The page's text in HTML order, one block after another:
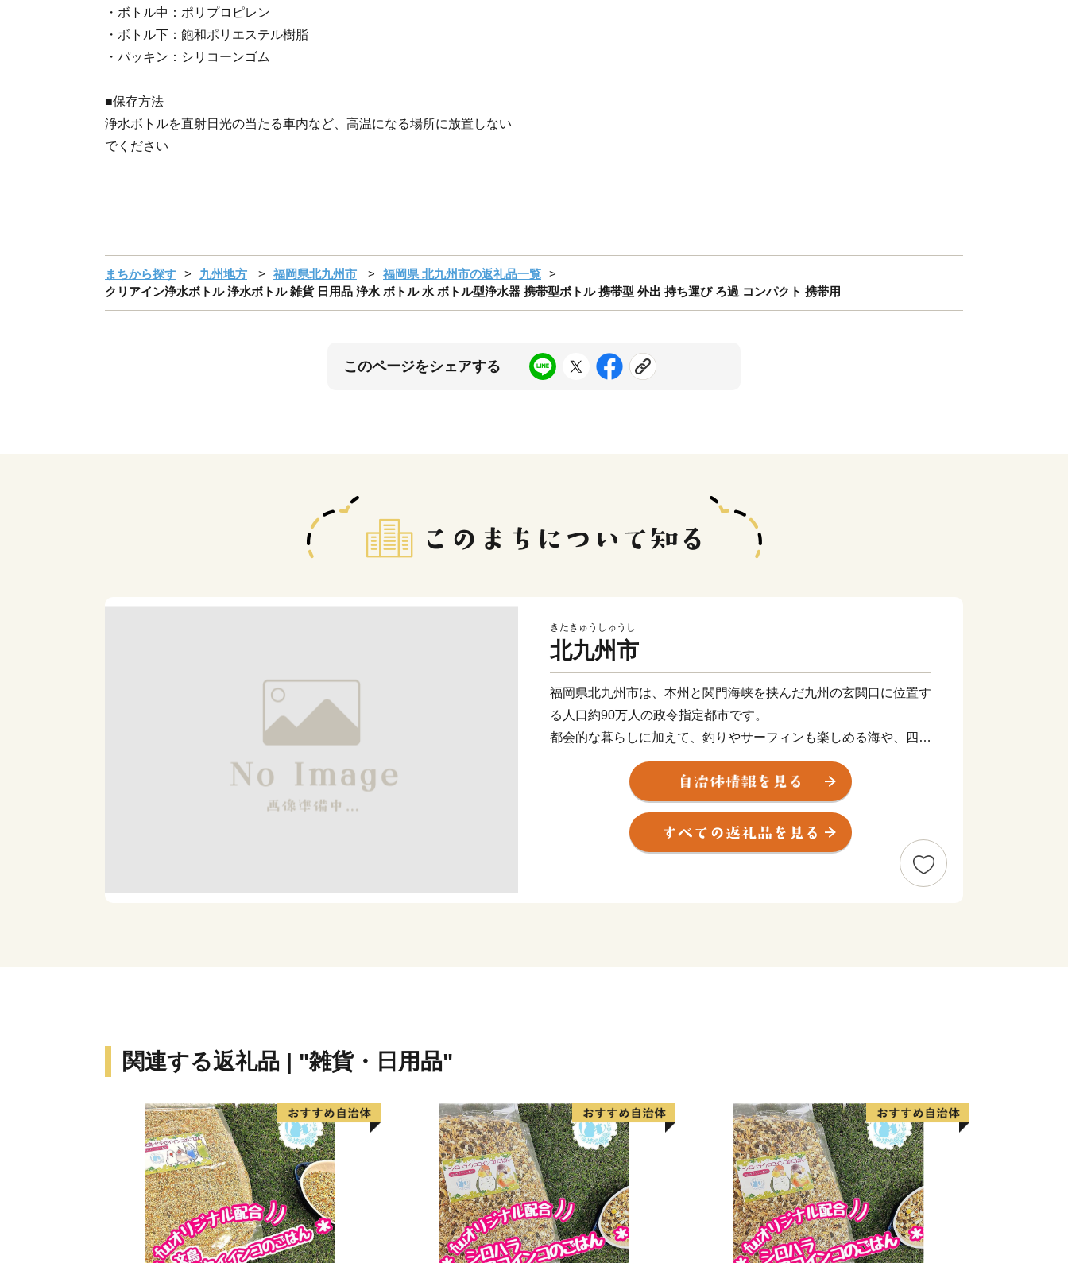
・ボトル中：ポリプロピレン
・ボトル下：飽和ポリエステル樹脂
・パッキン：シリコーンゴム
■保存方法
浄水ボトルを直射日光の当たる車内など、高温になる場所に放置しない
でください
まちから探す 九州地方 福岡県北九州市
福岡県 北九州市の返礼品一覧
クリアイン浄水ボトル 浄水ボトル 雑貨 日用品 浄水 ボトル 水 ボトル型浄水器 携帯型ボトル 携帯型 外出 持ち運び ろ過 コンパクト 携帯用
このページをシェアする
きたきゅうしゅうし
北九州市
福岡県北九州市は、本州と関門海峡を挟んだ九州の玄関口に位置す
る人口約90万人の政令指定都市です。
都会的な暮らしに加えて、釣りやサーフィンも楽しめる海や、四季
折々の草花が生息する山など豊かな自然に囲まれた、地方暮らしの
両方を楽しめる都市です。
関門海峡ふぐ刺身・シャボン玉石けん・肉うどん・辛子明太子など
本市ならではの返礼品に加え、黒毛和牛・ウナギ・カニなど全国的
に人気の返礼品も豊富に揃えています。
ふるさと納税を通じて、ぜひ北九州市の魅力をご体感ください！
関連する返礼品 | "雑貨・日用品"